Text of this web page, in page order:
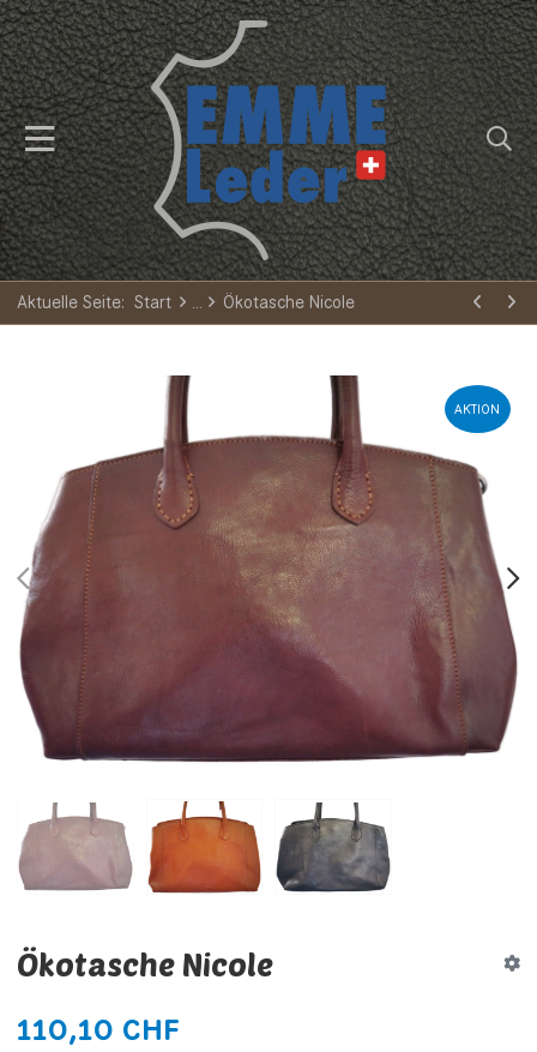
Aktuelle Seite: Start Ökotasche Nicole
PREV
AKTION
Ökotasche Nicole
110,10 CHF